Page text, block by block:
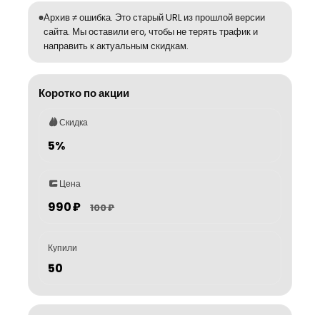
Архив ≠ ошибка. Это старый URL из прошлой версии
сайта. Мы оставили его, чтобы не терять трафик и
направить к актуальным скидкам.
Коротко по акции
Скидка
5%
Цена
990 ₽ 100 ₽
Купили
50